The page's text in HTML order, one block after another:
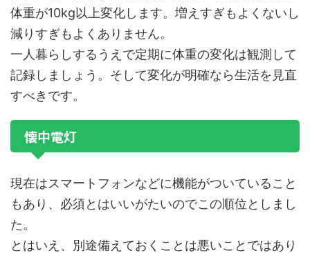
体重が10kg以上変化します。増えすぎもよくないし
減りすぎもよくありません。
一人暮らしするうえで定期に体重の変化は観測して
記録しましょう。そして変化が明確なら生活を見直
すべきです。
懐中電灯
現在はスマートフォンなどに機能がついていること
もあり、必須とはいいがたいのでこの順位としまし
た。
とはいえ、別途備えておくことは悪いことではあり